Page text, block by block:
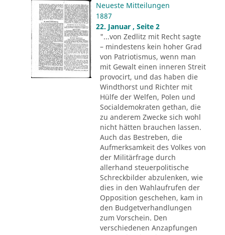
Neueste Mitteilungen
1887
22. Januar , Seite 2
"...von Zedlitz mit Recht sagte
– mindestens kein hoher Grad
von Patriotismus, wenn man
mit Gewalt einen inneren Streit
provocirt, und das haben die
Windthorst und Richter mit
Hülfe der Welfen, Polen und
Socialdemokraten gethan, die
zu anderem Zwecke sich wohl
nicht hätten brauchen lassen.
Auch das Bestreben, die
Aufmerksamkeit des Volkes von
der Militärfrage durch
allerhand steuerpolitische
Schreckbilder abzulenken, wie
dies in den Wahlaufrufen der
Opposition geschehen, kam in
den Budgetverhandlungen
zum Vorschein. Den
verschiedenen Anzapfungen